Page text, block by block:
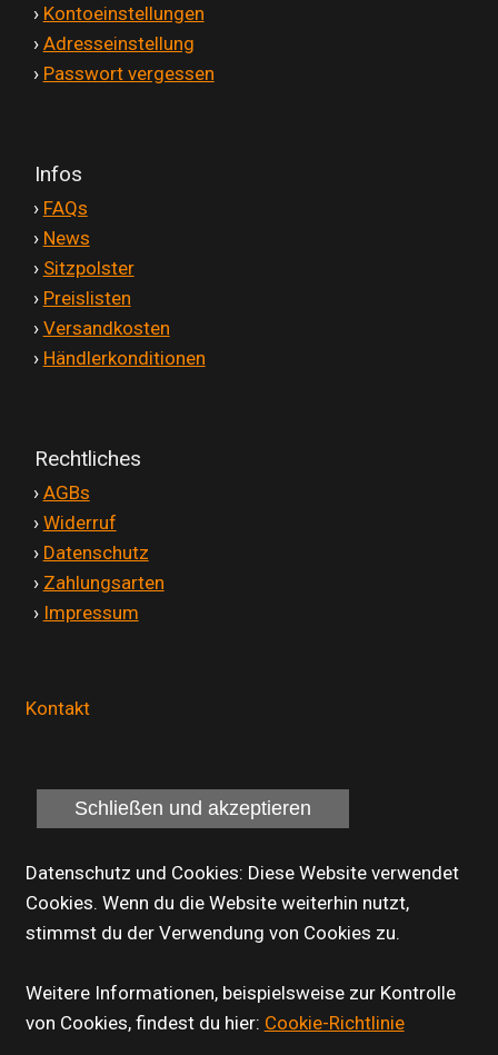
› Kontoeinstellungen
› Adresseinstellung
› Passwort vergessen
Infos
› FAQs
› News
› Sitzpolster
› Preislisten
› Versandkosten
› Händlerkonditionen
Rechtliches
› AGBs
› Widerruf
› Datenschutz
› Zahlungsarten
› Impressum
Kontakt
Datenschutz und Cookies: Diese Website verwendet
Cookies. Wenn du die Website weiterhin nutzt,
stimmst du der Verwendung von Cookies zu.
Weitere Informationen, beispielsweise zur Kontrolle
von Cookies, findest du hier: Cookie-Richtlinie